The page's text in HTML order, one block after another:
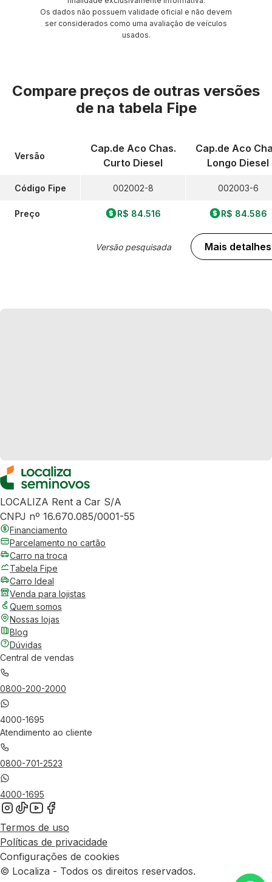
Os dados não possuem validade oficial e não devem
ser considerados como uma avaliação de veículos
usados.
Compare preços de outras versões
de na tabela Fipe
Versão
Código Fipe
Preço
Cap.de Aco Chas.
Curto Diesel
002002-8
R$ 84.516
Versão pesquisada
Cap.de Aco
Longo Diesel
002003-6
R$ 84.586
Mais detalhes
LOCALIZA Rent a Car S/A
CNPJ nº 16.670.085/0001-55
Financiamento
Parcelamento no cartão
Carro na troca
Tabela Fipe
Carro Ideal
Venda para lojistas
Quem somos
Nossas lojas
Blog
Dúvidas
Central de vendas
0800-200-2000
4000-1695
Atendimento ao cliente
0800-701-2523
4000-1695
Termos de uso
Políticas de privacidade
Configurações de cookies
© Localiza - Todos os direitos reservados.